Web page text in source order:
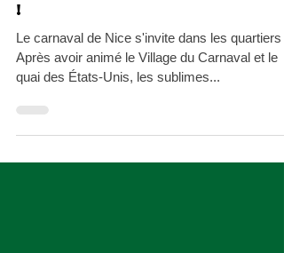
!
Le carnaval de Nice s'invite dans les quartiers !
Après avoir animé le Village du Carnaval et le
quai des États-Unis, les sublimes...